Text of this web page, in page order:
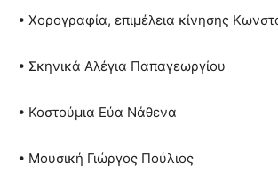
• Χορογραφία, επιμέλεια κίνησης
• Σκηνικά Αλέγια Παπαγεωργίου
• Κοστούμια Εύα Νάθενα
• Μουσική Γιώργος Πούλιος